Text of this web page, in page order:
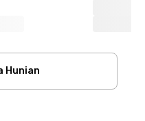
Hunian